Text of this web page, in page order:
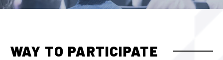
WAY TO PARTICIPATE